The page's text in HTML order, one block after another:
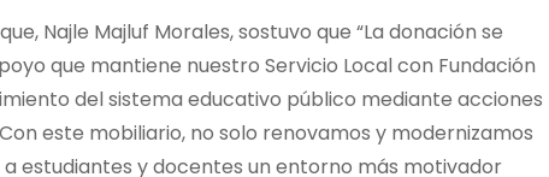
Najle Majluf Morales, sostuvo que “La donación se
que mantiene nuestro Servicio Local con Fundación
del sistema educativo público mediante acciones
este mobiliario, no solo renovamos y modernizamos
estudiantes y docentes un entorno más motivador